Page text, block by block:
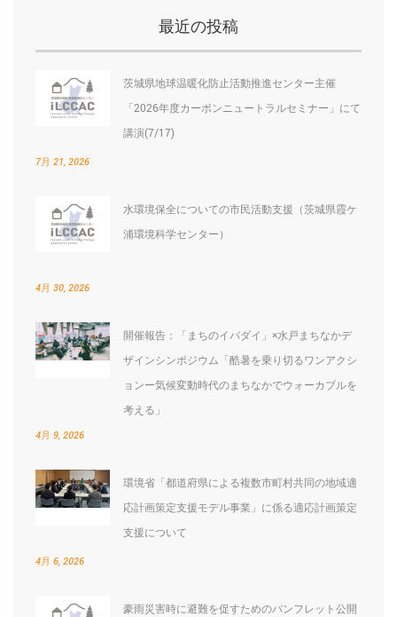
最近の投稿
茨城県地球温暖化防止活動推進センター主催
「2026年度カーボンニュートラルセミナー」にて
講演(7/17)
7月 21, 2026
水環境保全についての市民活動支援（茨城県霞ケ
浦環境科学センター）
4月 30, 2026
開催報告：「まちのイバダイ」×水戸まちなかデ
ザインシンポジウム「酷暑を乗り切るワンアクシ
ョンー気候変動時代のまちなかでウォーカブルを
考える」
4月 9, 2026
環境省「都道府県による複数市町村共同の地域適
応計画策定支援モデル事業」に係る適応計画策定
支援について
4月 6, 2026
豪雨災害時に避難を促すためのパンフレット公開